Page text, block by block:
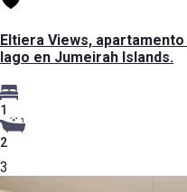
Eltiera Views,
lago en Jumeirah Islands.
1
2
3